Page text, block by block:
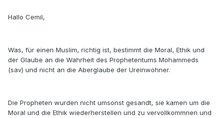
Hallo Cemil,
Was, für einen Muslim, richtig ist, bestimmt die Moral, Ethik und
der Glaube an die Wahrheit des Prophetentums Mohammeds
(sav) und nicht an die Aberglaube der Ureinwohner.
Die Propheten wurden nicht umsonst gesandt, sie kamen um die
Moral und die Ethik wiederherstellen und zu vervollkommnen und